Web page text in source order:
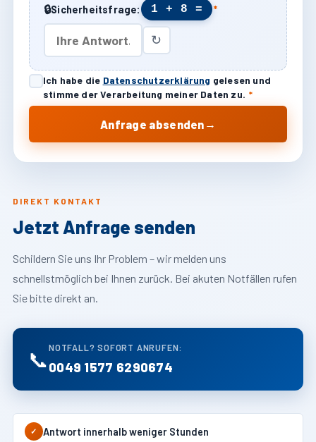
DIREKT KONTAKT
Jetzt Anfrage senden
Schildern Sie uns Ihr Problem – wir melden uns
schnellstmöglich bei Ihnen zurück. Bei akuten Notfällen rufen
Sie bitte direkt an.
📞 NOTFALL? SOFORT ANRUFEN:
0049 1577 6290674
✓ Antwort innerhalb weniger Stunden
🔒Sicherheitsfrage: 1 + 8 = *
↻
Ich habe die Datenschutzerklärung gelesen und
stimme der Verarbeitung meiner Daten zu. *
Anfrage absenden →